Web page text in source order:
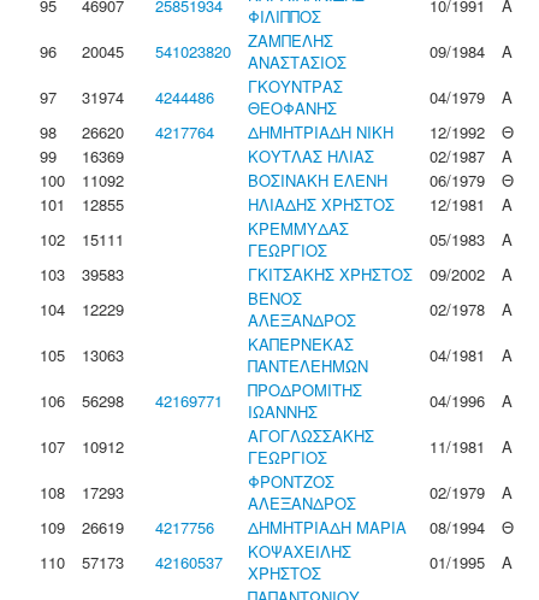
95 46907 25851934
ΦΙΛΙΠΠΟΣ
10/1991
Α
96
20045 541023820
ΖΑΜΠΕΛΗΣ
ΑΝΑΣΤΑΣΙΟΣ
09/1984
Α
97
31974 4244486
ΓΚΟΥΝΤΡΑΣ
ΘΕΟΦΑΝΗΣ
04/1979
Α
98
26620 4217764 ΔΗΜΗΤΡΙΑΔΗ ΝΙΚΗ 12/1992
Θ
99
16369 ΚΟΥΤΛΑΣ ΗΛΙΑΣ 02/1987
Α
100
11092 ΒΟΣΙΝΑΚΗ ΕΛΕΝΗ 06/1979
Θ
101
12855 ΗΛΙΑΔΗΣ ΧΡΗΣΤΟΣ 12/1981
Α
102
15111
ΚΡΕΜΜΥΔΑΣ
ΓΕΩΡΓΙΟΣ
05/1983
Α
103
39583 ΓΚΙΤΣΑΚΗΣ ΧΡΗΣΤΟΣ 09/2002
Α
104
12229
ΒΕΝΟΣ
ΑΛΕΞΑΝΔΡΟΣ
02/1978
Α
105
13063
ΚΑΠΕΡΝΕΚΑΣ
ΠΑΝΤΕΛΕΗΜΩΝ
04/1981
Α
106
56298 42169771
ΠΡΟΔΡΟΜΙΤΗΣ
ΙΩΑΝΝΗΣ
04/1996
Α
107
10912
ΑΓΟΓΛΩΣΣΑΚΗΣ
ΓΕΩΡΓΙΟΣ
11/1981
Α
108
17293
ΦΡΟΝΤΖΟΣ
ΑΛΕΞΑΝΔΡΟΣ
02/1979
Α
109
26619 4217756 ΔΗΜΗΤΡΙΑΔΗ ΜΑΡΙΑ 08/1994
Θ
110
57173 42160537
ΚΟΨΑΧΕΙΛΗΣ
ΧΡΗΣΤΟΣ
01/1995
Α